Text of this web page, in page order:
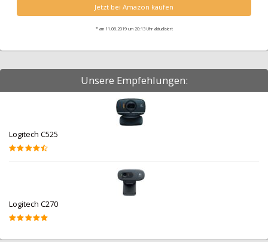
Jetzt bei Amazon kaufen
* am 11.08.2019 um 20:13 Uhr aktualisiert
Unsere Empfehlungen:
Logitech C525
Logitech C270